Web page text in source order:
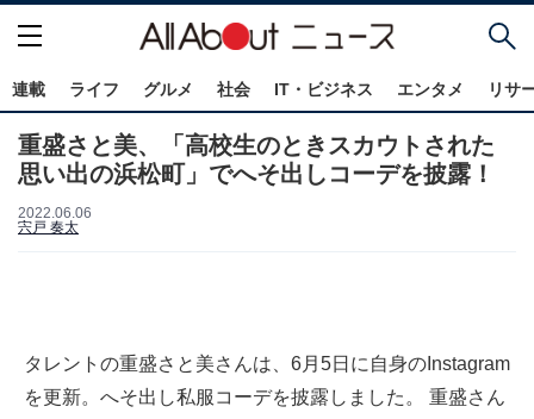
連載 ライフ グルメ 社会 IT・ビジネス エンタメ リサ
重盛さと美、「高校生のときスカウトされた
思い出の浜松町」でへそ出しコーデを披露！
2022.06.06
宍戸 奏太
タレントの重盛さと美さんは、6月5日に自身のInstagram
を更新。へそ出し私服コーデを披露しました。 重盛さん